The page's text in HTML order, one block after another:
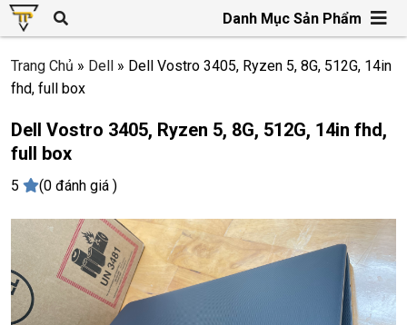
Danh Mục Sản Phẩm
Trang Chủ » Dell » Dell Vostro 3405, Ryzen 5, 8G, 512G, 14in
fhd, full box
Dell Vostro 3405, Ryzen 5, 8G, 512G, 14in fhd,
full box
5 (0 đánh giá )